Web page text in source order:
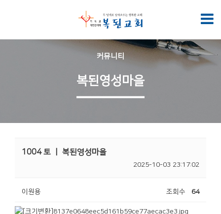
커뮤니티
복된영성마을
1004 토 ㅣ 복된영성마을
2025-10-03 23:17:02
이원용 조회수 64